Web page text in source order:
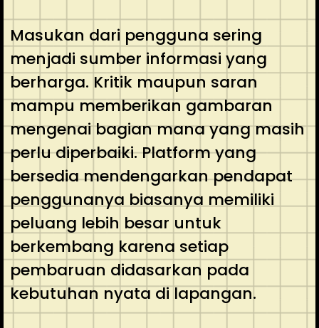
Masukan dari pengguna sering
menjadi sumber informasi yang
berharga. Kritik maupun saran
mampu memberikan gambaran
mengenai bagian mana yang masih
perlu diperbaiki. Platform yang
bersedia mendengarkan pendapat
penggunanya biasanya memiliki
peluang lebih besar untuk
berkembang karena setiap
pembaruan didasarkan pada
kebutuhan nyata di lapangan.